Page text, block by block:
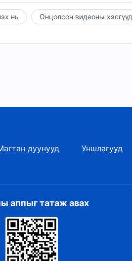
үнэхээр хайрладаг.
нь Онцолсон видеоны хэсгүүд
дуунууд Уншлагууд
аппыг татаж авах